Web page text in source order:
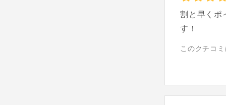
割と早くポ
す！
このクチコ